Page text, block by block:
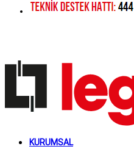
KURUMSAL